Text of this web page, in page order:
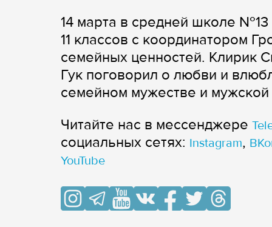
14 марта в средней школе
11 классов с координатором
семейных ценностей. Клирик
Гук поговорил о любви и
семейном мужестве и мужской
Читайте нас в мессенджере
cоциальных сетях: Instagram,
YouTube